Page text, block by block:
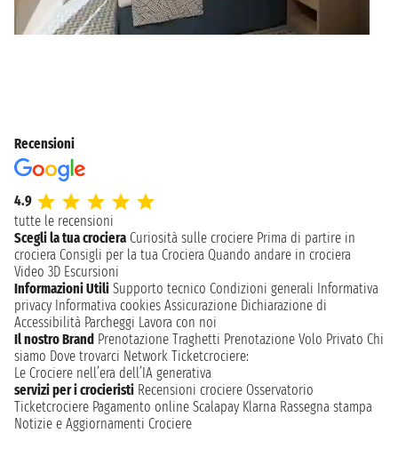
Recensioni
4.9
tutte le recensioni
Scegli la tua crociera Curiosità sulle crociere Prima di partire in
crociera Consigli per la tua Crociera Quando andare in crociera
Video 3D Escursioni
Informazioni Utili Supporto tecnico Condizioni generali Informativa
privacy Informativa cookies Assicurazione Dichiarazione di
Accessibilità Parcheggi Lavora con noi
Il nostro Brand Prenotazione Traghetti Prenotazione Volo Privato Chi
siamo Dove trovarci Network Ticketcrociere:
Le Crociere nell’era dell’IA generativa
servizi per i crocieristi Recensioni crociere Osservatorio
Ticketcrociere Pagamento online Scalapay Klarna Rassegna stampa
Notizie e Aggiornamenti Crociere